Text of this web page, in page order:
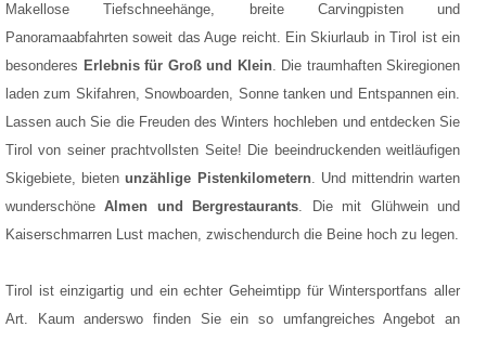
Makellose Tiefschneehänge, breite Carvingpisten und
Panoramaabfahrten soweit das Auge reicht. Ein Skiurlaub in Tirol ist ein
besonderes Erlebnis für Groß und Klein. Die traumhaften Skiregionen
laden zum Skifahren, Snowboarden, Sonne tanken und Entspannen ein.
Lassen auch Sie die Freuden des Winters hochleben und entdecken Sie
Tirol von seiner prachtvollsten Seite! Die beeindruckenden weitläufigen
Skigebiete, bietenunzählige Pistenkilometern. Und mittendrin warten
wunderschöneAlmen und Bergrestaurants. Die mit Glühwein und
Kaiserschmarren Lust machen, zwischendurch die Beine hoch zu legen.
Tirol ist einzigartig und ein echter Geheimtipp für Wintersportfans aller
Art. Kaum anderswo finden Sie ein so umfangreiches Angebot an